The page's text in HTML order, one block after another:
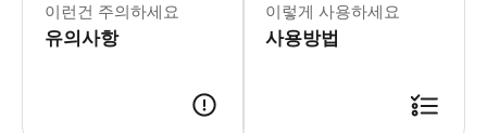
이런건 주의하세요
유의사항
이렇게 사용하세요
사용방법